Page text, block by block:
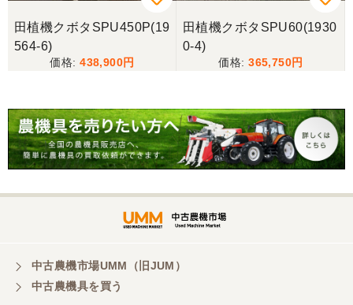
田植機クボタSPU450P(19
564-6)
438,900
田植機クボタSPU60(1930
0-4)
365,750
中古農機市場UMM（旧JUM）
中古農機具を買う